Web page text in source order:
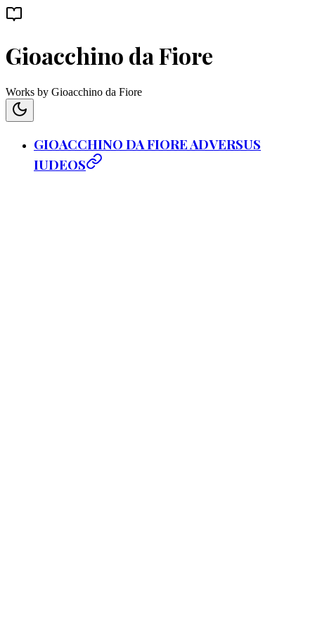
Gioacchino da Fiore
Works by Gioacchino da Fiore
GIOACCHINO DA FIORE ADVERSUS
IUDEOS